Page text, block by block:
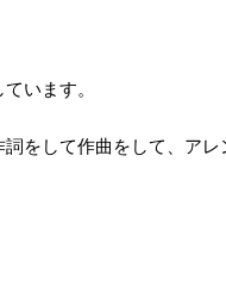
います。
をして作曲をして、アレ